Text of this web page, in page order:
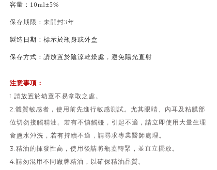
容量： 10ml±5%
保存期限： 未開封3年
製造日期： 標示於瓶身或外盒
保存方式： 請放置於陰涼乾燥處，避免陽光直射
注意事項：
1.請放置於幼童不易拿取之處。
2.體質敏感者，使用前先進行敏感測試。尤其眼睛、內耳及粘膜部
位切勿接觸精油。若有不慎觸碰，引起不適，請立即使用大量生理
食鹽水沖洗，若有持續不適，請尋求專業醫師處理。
3.精油的揮發性高，使用後請將瓶蓋轉緊，並直立擺放。
4.請勿混用不同廠牌精油，以確保精油品質。